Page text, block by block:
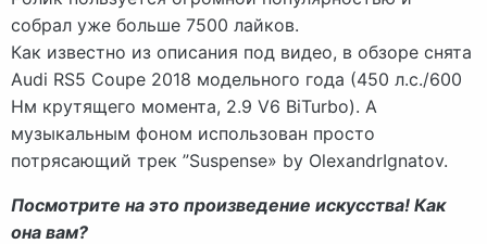
собрал уже больше 7500 лайков.
Как известно из описания под видео, в обзоре снята
Audi RS5 Coupe 2018 модельного года (450 л.с./600
Нм крутящего момента, 2.9 V6 BiTurbo). А
музыкальным фоном использован просто
потрясающий трек ”Suspense» by OlexandrIgnatov.
Посмотрите на это произведение искусства! Как
она вам?